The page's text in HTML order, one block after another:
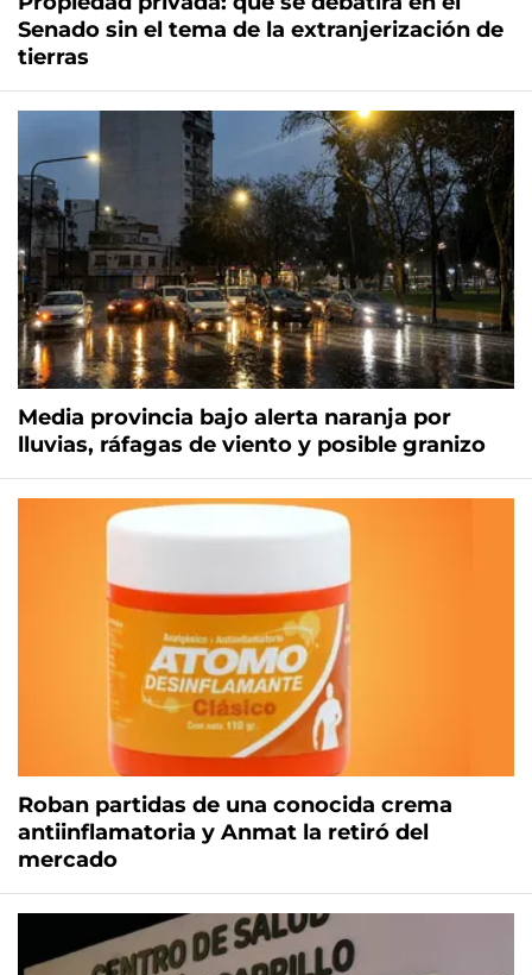
Senado sin el tema de la extranjerización de
tierras
Media provincia bajo alerta naranja por
lluvias, ráfagas de viento y posible granizo
Roban partidas de una conocida crema
antiinflamatoria y Anmat la retiró del
mercado